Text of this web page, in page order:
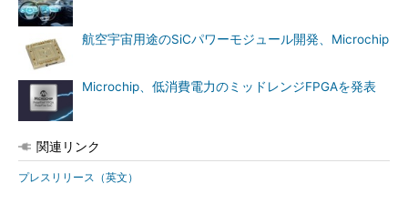
航空宇宙用途のSiCパワーモジュール開発、Microchip
Microchip、低消費電力のミッドレンジFPGAを発表
関連リンク
プレスリリース（英文）